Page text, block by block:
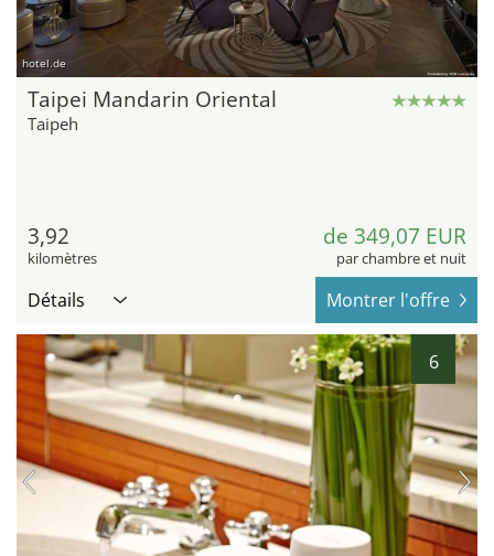
hotel.de
Taipei Mandarin Oriental
Taipeh
3,92
kilomètres
de 349,07 EUR
par chambre et nuit
Détails Montrer l'offre
6